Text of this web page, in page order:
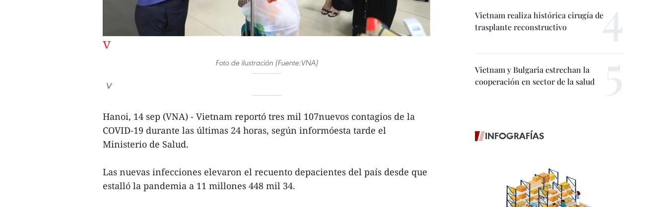
v
Foto de ilustración (Fuente:VNA)
v
Hanoi, 14 sep (VNA) - Vietnam reportó tres mil 107nuevos contagios de la
COVID-19 durante las últimas 24 horas, según informóesta tarde el
Ministerio de Salud.
Las nuevas infecciones elevaron el recuento depacientes del país desde que
estalló la pandemia a 11 millones 448 mil 34.
Vietnam realiza histórica cirugía de
trasplante reconstructivo
Vietnam y Bulgaria estrechan la
cooperación en sector de la salud
INFOGRAFÍAS